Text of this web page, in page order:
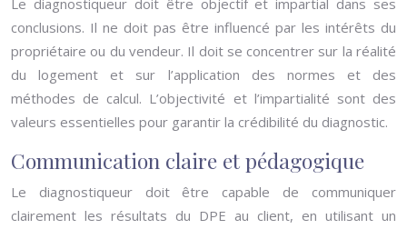
Le diagnostiqueur doit être objectif et impartial dans ses
conclusions. Il ne doit pas être influencé par les intérêts du
propriétaire ou du vendeur. Il doit se concentrer sur la réalité
du logement et sur l’application des normes et des
méthodes de calcul. L’objectivité et l’impartialité sont des
valeurs essentielles pour garantir la crédibilité du diagnostic.
Communication claire et pédagogique
Le diagnostiqueur doit être capable de communiquer
clairement les résultats du DPE au client, en utilisant un